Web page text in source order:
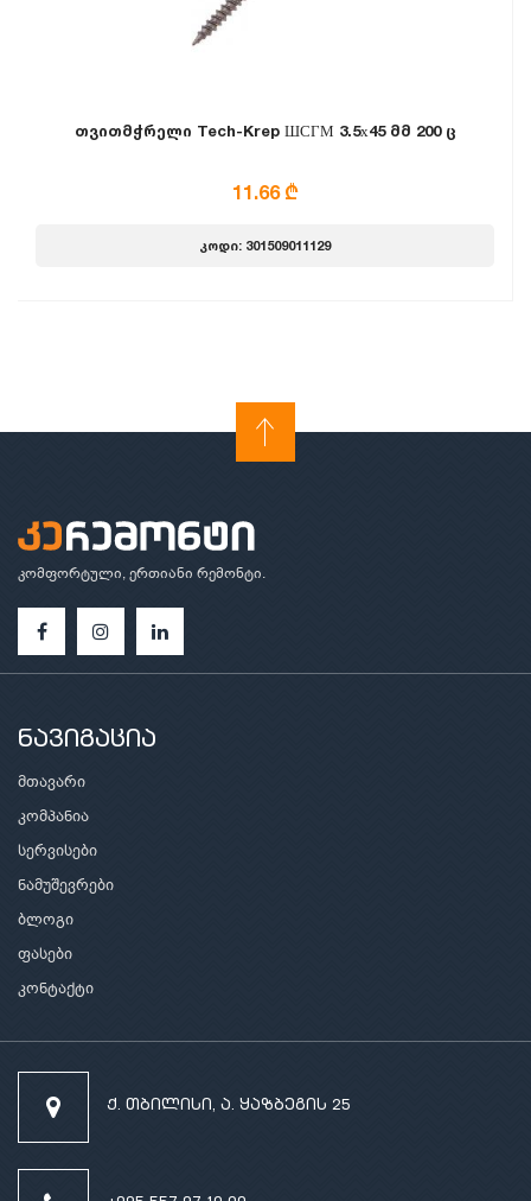
თვითმჭრელი Tech-Krep ШСГМ 3.5х45 მმ 200 ც
11.66 ₾
კოდი: 301509011129
კომფორტული, ერთიანი რემონტი.
ნავიგაცია
მთავარი
კომპანია
სერვისები
ნამუშევრები
ბლოგი
ფასები
კონტაქტი
ქ. თბილისი, ა. ყაზბეგის 25